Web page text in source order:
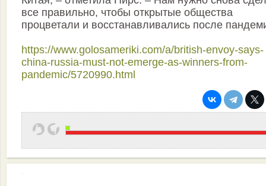
все правильно, чтобы открытые общества
процветали и восстанавливались после
https://www.golosameriki.com/a/british-envoy-says-
china-russia-must-not-emerge-as-winners-from-
pandemic/5720990.html